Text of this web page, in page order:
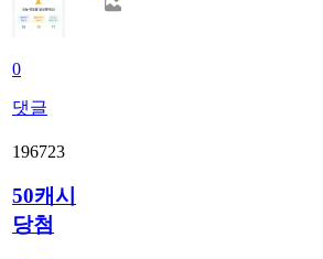
0
댓글
196723
50캐시
당첨